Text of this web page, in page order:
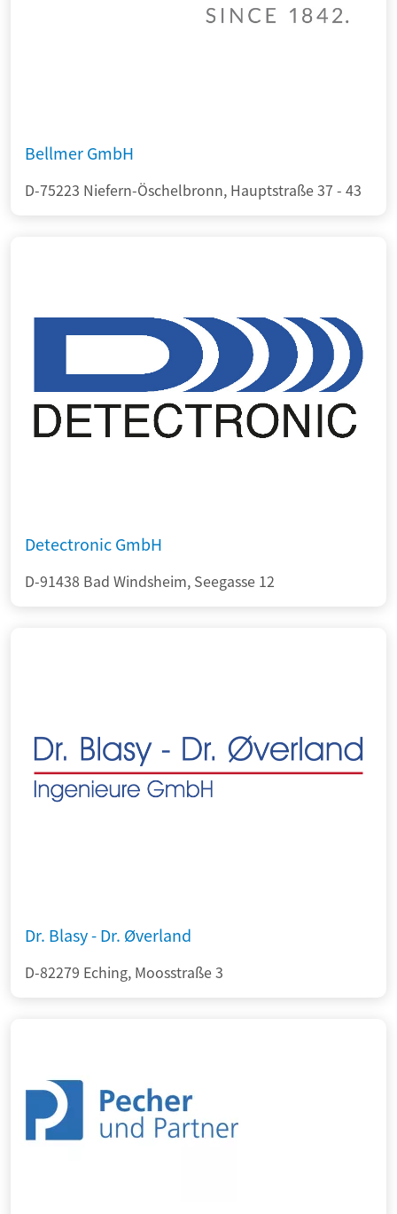
Bellmer GmbH
D-75223 Niefern-Öschelbronn, Hauptstraße 37 - 43
Detectronic GmbH
D-91438 Bad Windsheim, Seegasse 12
Dr. Blasy - Dr. Øverland
D-82279 Eching, Moosstraße 3